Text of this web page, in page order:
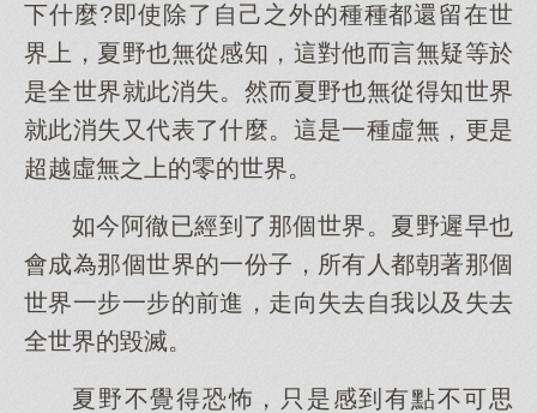
下什麼?即使除了自己之外的種種都還留在世
界上，夏野也無從感知，這對他而言無疑等於
是全世界就此消失。然而夏野也無從得知世界
就此消失又代表了什麼。這是一種虛無，更是
超越虛無之上的零的世界。
如今阿徹已經到了那個世界。夏野遲早也
會成為那個世界的一份子，所有人都朝著那個
世界一步一步的前進，走向失去自我以及失去
全世界的毀滅。
夏野不覺得恐怖，只是感到有點不可思